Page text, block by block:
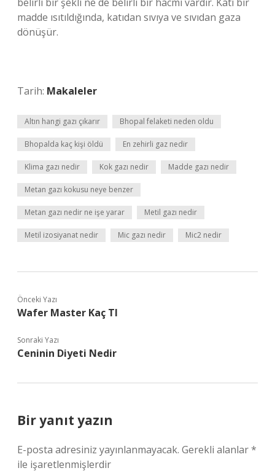
madde ısıtıldığında, katıdan sıvıya ve sıvıdan gaza
dönüşür.
Tarih: Makaleler
Altın hangi gazı çıkarır Bhopal felaketi neden oldu
Bhopalda kaç kişi öldü En zehirli gaz nedir
Klima gazı nedir Kok gazı nedir Madde gazı nedir
Metan gazı kokusu neye benzer
Metan gazı nedir ne işe yarar Metil gazı nedir
Metil izosiyanat nedir Mic gazı nedir Mic2 nedir
Önceki Yazı
Wafer Master Kaç Tl
Sonraki Yazı
Ceninin Diyeti Nedir
Bir yanıt yazın
E-posta adresiniz yayınlanmayacak. Gerekli alanlar*
ile işaretlenmişlerdir